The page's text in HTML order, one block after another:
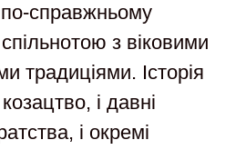
справжньому
з віковими
традиціями. Історія
і давні
і окремі